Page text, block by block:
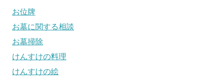
お位牌
お墓に関する相談
お墓掃除
けんすけの料理
けんすけの絵